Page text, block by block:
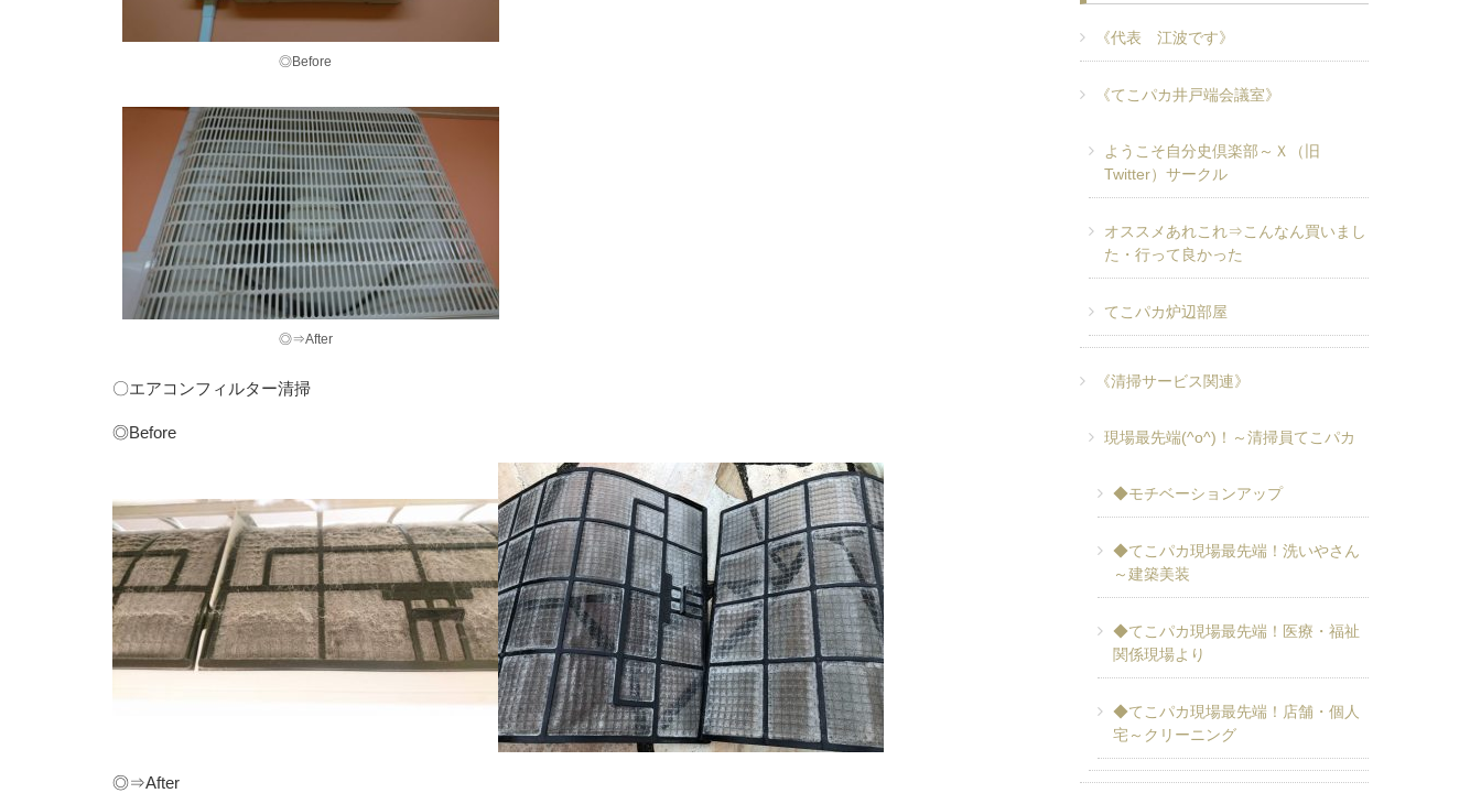
◎Before
◎⇒After
〇エアコンフィルター清掃
◎Before
◎⇒After
《代表 江波です》
《てこパカ井戸端会議室》
ようこそ自分史倶楽部～Ｘ（旧
Twitter）サークル
オススメあれこれ⇒こんなん買いまし
た・行って良かった
てこパカ炉辺部屋
《清掃サービス関連》
現場最先端(^o^)！～清掃員てこパカ
◆モチベーションアップ
◆てこパカ現場最先端！洗いやさん
～建築美装
◆てこパカ現場最先端！医療・福祉
関係現場より
◆てこパカ現場最先端！店舗・個人
宅～クリーニング